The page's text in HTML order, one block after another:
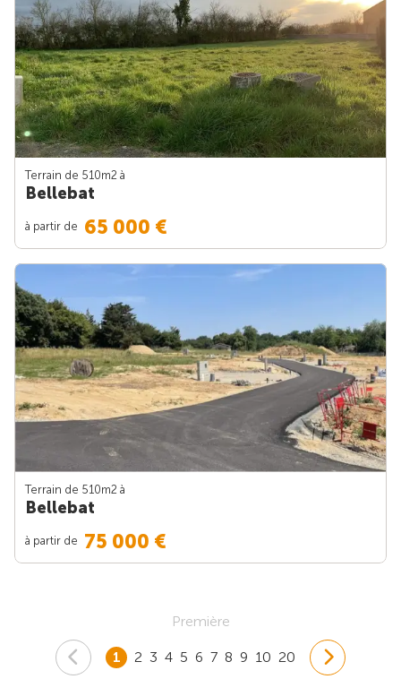
Terrain de 510m2 à
Bellebat
à partir de 65 000 €
Terrain de 510m2 à
Bellebat
à partir de 75 000 €
Première
1 2 3 4 5 6 7 8 9 10 20